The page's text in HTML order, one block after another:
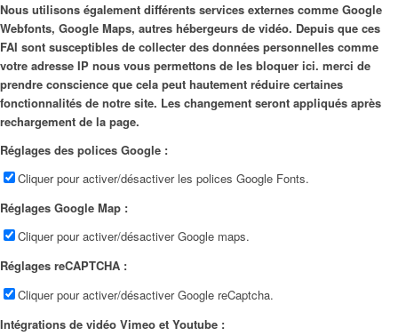
Nous utilisons également différents services externes comme Google
Webfonts, Google Maps, autres hébergeurs de vidéo. Depuis que ces
FAI sont susceptibles de collecter des données personnelles comme
votre adresse IP nous vous permettons de les bloquer ici. merci de
prendre conscience que cela peut hautement réduire certaines
fonctionnalités de notre site. Les changement seront appliqués après
rechargement de la page.
Réglages des polices Google :
Cliquer pour activer/désactiver les polices Google Fonts.
Réglages Google Map :
Cliquer pour activer/désactiver Google maps.
Réglages reCAPTCHA :
Cliquer pour activer/désactiver Google reCaptcha.
Intégrations de vidéo Vimeo et Youtube :